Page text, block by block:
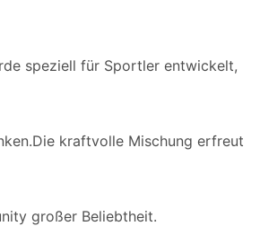
speziell für Sportler entwickelt,
kraftvolle Mischung erfreut
großer Beliebtheit.